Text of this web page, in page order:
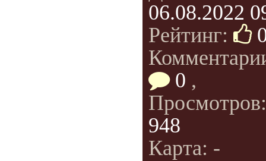
06.08.2022
Рейтинг:
0 ,
948
Карта: -